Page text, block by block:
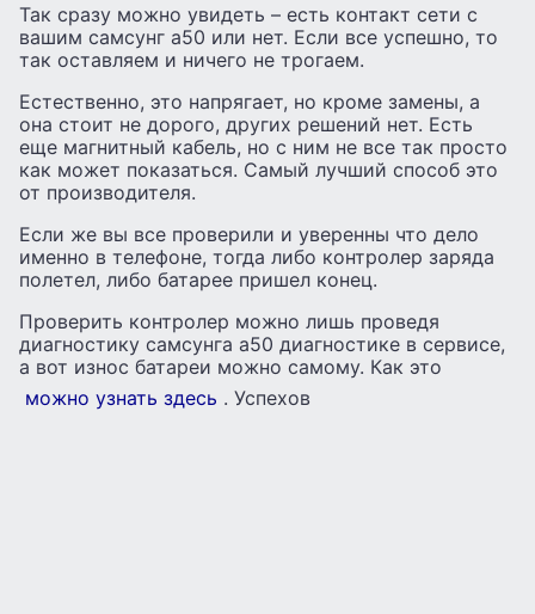
Так сразу можно увидеть – есть контакт сети с
вашим самсунг а50 или нет. Если все успешно, то
так оставляем и ничего не трогаем.
Естественно, это напрягает, но кроме замены, а
она стоит не дорого, других решений нет. Есть
еще магнитный кабель, но с ним не все так просто
как может показаться. Самый лучший способ это
от производителя.
Если же вы все проверили и уверенны что дело
именно в телефоне, тогда либо контролер заряда
полетел, либо батарее пришел конец.
Проверить контролер можно лишь проведя
диагностику самсунга а50 диагностике в сервисе,
а вот износ батареи можно самому. Как это
можно узнать здесь . Успехов